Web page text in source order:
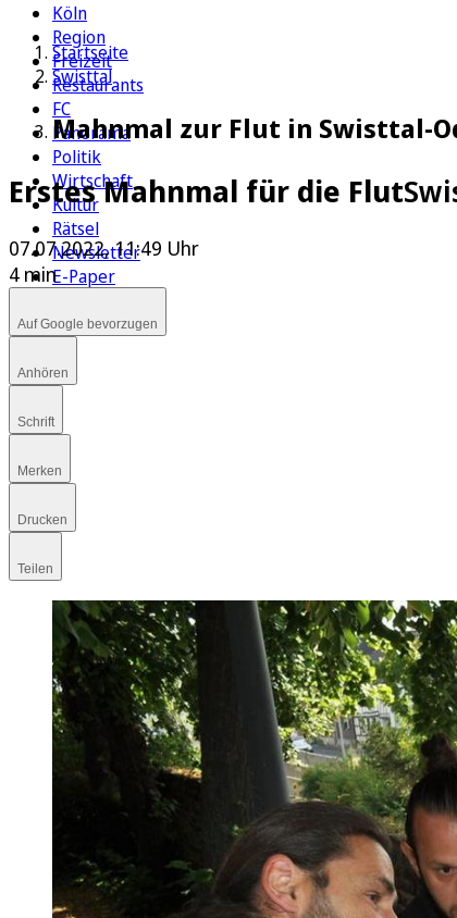
Köln
Region
Freizeit
Restaurants
FC
Panorama
Politik
Wirtschaft
Kultur
Rätsel
Newsletter
E-Paper
Startseite
Swisttal
Mahnmal zur Flut in Swisttal-
Erstes Mahnmal für die Flut
07.07.2022, 11:49 Uhr
4 min
Auf Google bevorzugen
Anhören
Schrift
Merken
Drucken
Teilen